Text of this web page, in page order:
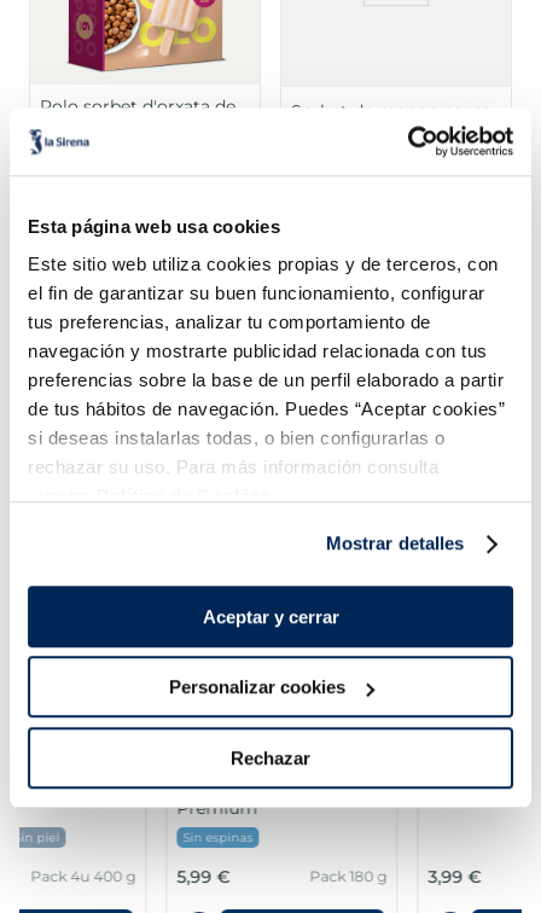
Esta página web usa cookies
Este sitio web utiliza cookies propias y de terceros, con
el fin de garantizar su buen funcionamiento, configurar
tus preferencias, analizar tu comportamiento de
navegación y mostrarte publicidad relacionada con tus
preferencias sobre la base de un perfil elaborado a partir
de tus hábitos de navegación. Puedes “Aceptar cookies”
si deseas instalarlas todas, o bien configurarlas o
rechazar su uso. Para más información consulta
Mostrar detalles
Aceptar y cerrar
Personalizar cookies
Rechazar
Polo sorbet d'orxata de
xufa
2,99 €
ml
Añadir
Sorbet de mango sense
Añadir
Combina-ho i fes un menú de 10!
Filets de llobarro
Premium
Sin espinas
5,99 € Pack 180 g
Musclo d'origen
nacional al seu suc
3,99 € Pack 500g